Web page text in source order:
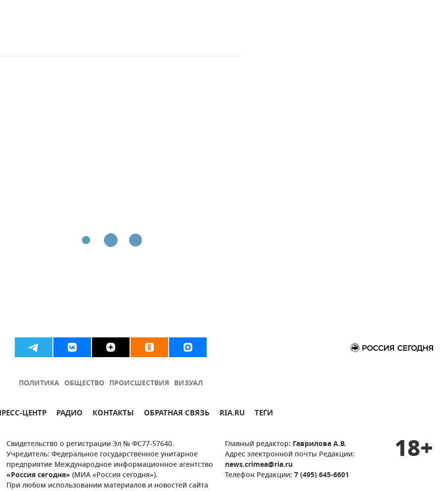
ПОЛИТИКА ОБЩЕСТВО ПРОИСШЕСТВИЯ ВИЗУАЛ
ЦЕНТР РАДИО КОНТАКТЫ ОБРАТНАЯ СВЯЗЬ RIA.RU ТЕГИ
Свидетельство о регистрации Эл № ФС77-57640.
Учредитель: Федеральное государственное унитарное
предприятие Международное информационное агентство
«Россия сегодня» (МИА «Россия сегодня»).
При любом использовании материалов и новостей сайта
Главный редактор: Гаврилова А.В.
Адрес электронной почты Редакции:
news.crimea@ria.ru
Телефон Редакции: 7 (495) 645-6601
18+